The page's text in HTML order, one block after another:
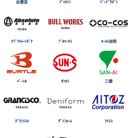
自重堂 ｼﾞｬｳｨﾝ ｼﾞｰﾄﾞﾗｺﾞﾝ
ｱﾌﾞｿﾘｭｰﾄｷﾞｱ ﾌﾞﾙﾜｰｸｽ ｺｰｺｽ信岡
ﾊﾞｰﾄﾙ ｻﾝｴｽ 三愛
ｸﾞﾗﾝｼｽｺ ﾃﾞﾆﾌｫｰﾑ ｱｲﾄｽ